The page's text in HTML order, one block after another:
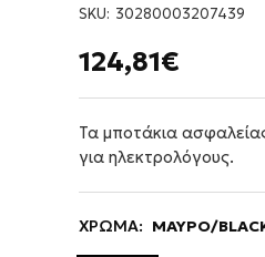
SKU: 30280003207439
124,81€
Τα μποτάκια
για ηλεκτρολόγους.
ΧΡΩΜΑ: ΜΑΥΡΟ/